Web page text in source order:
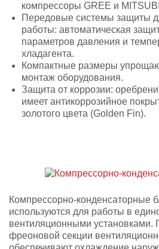
компрессоры GREE и
Передовые системы защиты
работы: автоматическая
параметров давления и
хладагента.
Компактные размеры
монтаж оборудования.
Защита от коррозии:
имеет антикоррозийное
золотого цвета (Golden Fin).
Компрессорно-конденсаторные
используются для работы в
вентиляционными установками.
фреоновой секции